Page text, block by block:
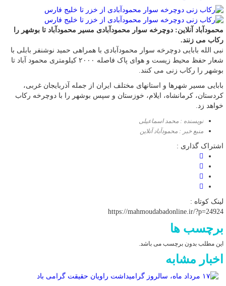
محمودآباد آنلاین: دوچرخه سوار محمودآبادی مسیر محمودآباد تا بوشهر را
رکاب می زنند.
نبی الله بابایی دوچرخه سوار محمودآبادی با همراهی حمید نوشنفر بابلی با
شعار حفظ محیط زیست و هوای پاک فاصله ۲۰۰۰ کیلومتری محمود آباد تا
بوشهر را رکاب زنی می کنند.
بابایی مسیر شهرها و استانهای مختلف ایران از جمله آذربایجان غربی،
کردستان، کرمانشاه، ایلام، خوزستان و سپس بوشهر را با دوچرخه رکاب
خواهد زد.
نویسنده : محمد اسماعیلی
منبع خبر : محمودآباد آنلاین
اشتراک گذاری :
لینک کوتاه :
https://mahmoudabadonline.ir/?p=24924
برچسب ها
این مطلب بدون برچسب می باشد.
اخبار مشابه